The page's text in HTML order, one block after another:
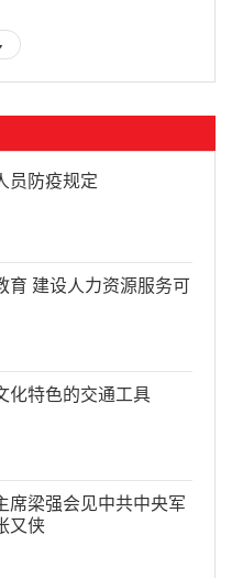
员防疫规定
育 建设人力资源服务可
化特色的交通工具
席梁强会见中共中央军
又侠